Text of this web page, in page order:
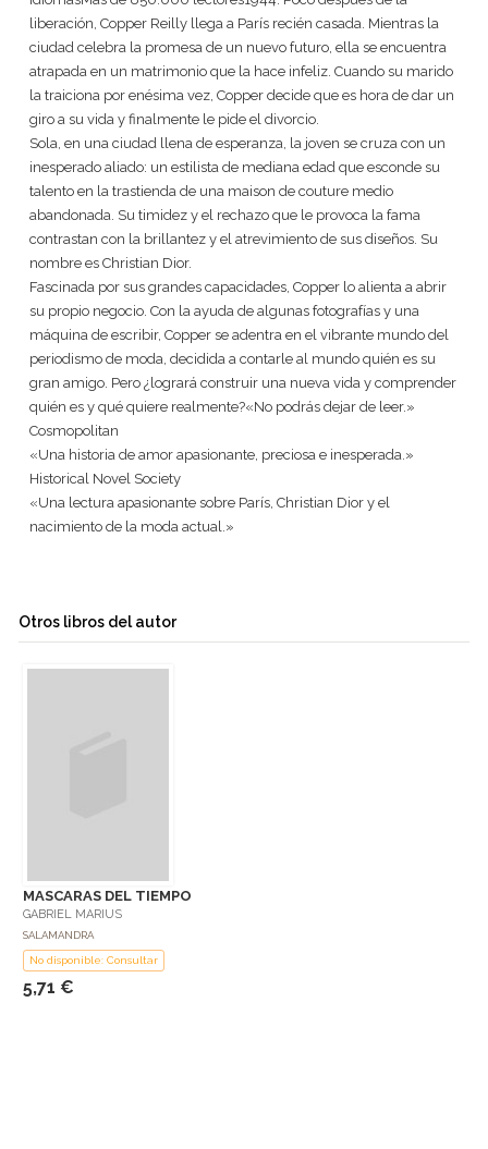
liberación, Copper Reilly llega a París recién casada. Mientras la
ciudad celebra la promesa de un nuevo futuro, ella se encuentra
atrapada en un matrimonio que la hace infeliz. Cuando su marido
la traiciona por enésima vez, Copper decide que es hora de dar un
giro a su vida y finalmente le pide el divorcio.
Sola, en una ciudad llena de esperanza, la joven se cruza con un
inesperado aliado: un estilista de mediana edad que esconde su
talento en la trastienda de una maison de couture medio
abandonada. Su timidez y el rechazo que le provoca la fama
contrastan con la brillantez y el atrevimiento de sus diseños. Su
nombre es Christian Dior.
Fascinada por sus grandes capacidades, Copper lo alienta a abrir
su propio negocio. Con la ayuda de algunas fotografías y una
máquina de escribir, Copper se adentra en el vibrante mundo del
periodismo de moda, decidida a contarle al mundo quién es su
gran amigo. Pero ¿logrará construir una nueva vida y comprender
quién es y qué quiere realmente?«No podrás dejar de leer.»
Cosmopolitan
«Una historia de amor apasionante, preciosa e inesperada.»
Historical Novel Society
«Una lectura apasionante sobre París, Christian Dior y el
nacimiento de la moda actual.»
Otros libros del autor
MASCARAS DEL TIEMPO
GABRIEL MARIUS
SALAMANDRA
No disponible: Consultar
5,71 €